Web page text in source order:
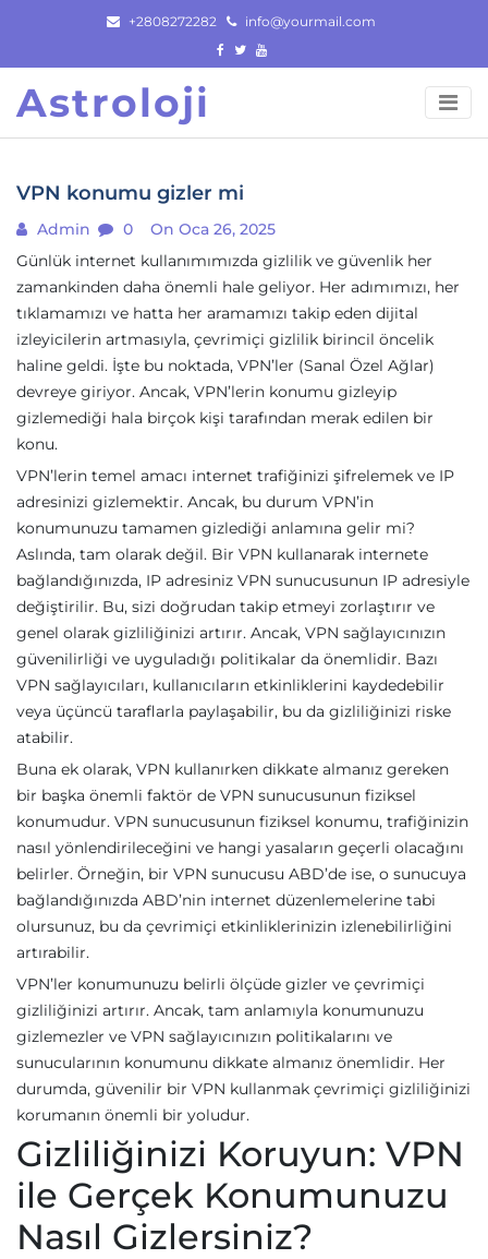
content
+2808272282 info@yourmail.com
Astroloji
VPN konumu gizler mi
Admin 0
On Oca 26, 2025
Günlük internet kullanımımızda gizlilik ve güvenlik her
zamankinden daha önemli hale geliyor. Her adımımızı, her
tıklamamızı ve hatta her aramamızı takip eden dijital
izleyicilerin artmasıyla, çevrimiçi gizlilik birincil öncelik
haline geldi. İşte bu noktada, VPN’ler (Sanal Özel Ağlar)
devreye giriyor. Ancak, VPN’lerin konumu gizleyip
gizlemediği hala birçok kişi tarafından merak edilen bir
konu.
VPN’lerin temel amacı internet trafiğinizi şifrelemek ve IP
adresinizi gizlemektir. Ancak, bu durum VPN’in
konumunuzu tamamen gizlediği anlamına gelir mi?
Aslında, tam olarak değil. Bir VPN kullanarak internete
bağlandığınızda, IP adresiniz VPN sunucusunun IP adresiyle
değiştirilir. Bu, sizi doğrudan takip etmeyi zorlaştırır ve
genel olarak gizliliğinizi artırır. Ancak, VPN sağlayıcınızın
güvenilirliği ve uyguladığı politikalar da önemlidir. Bazı
VPN sağlayıcıları, kullanıcıların etkinliklerini kaydedebilir
veya üçüncü taraflarla paylaşabilir, bu da gizliliğinizi riske
atabilir.
Buna ek olarak, VPN kullanırken dikkate almanız gereken
bir başka önemli faktör de VPN sunucusunun fiziksel
konumudur. VPN sunucusunun fiziksel konumu, trafiğinizin
nasıl yönlendirileceğini ve hangi yasaların geçerli olacağını
belirler. Örneğin, bir VPN sunucusu ABD’de ise, o sunucuya
bağlandığınızda ABD’nin internet düzenlemelerine tabi
olursunuz, bu da çevrimiçi etkinliklerinizin izlenebilirliğini
artırabilir.
VPN’ler konumunuzu belirli ölçüde gizler ve çevrimiçi
gizliliğinizi artırır. Ancak, tam anlamıyla konumunuzu
gizlemezler ve VPN sağlayıcınızın politikalarını ve
sunucularının konumunu dikkate almanız önemlidir. Her
durumda, güvenilir bir VPN kullanmak çevrimiçi gizliliğinizi
korumanın önemli bir yoludur.
Gizliliğinizi Koruyun: VPN
ile Gerçek Konumunuzu
Nasıl Gizlersiniz?